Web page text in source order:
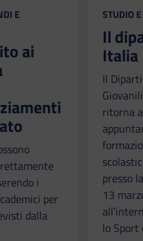
E
ai
i
per
dalla
STUDIO
Il
Italia
Il
ritorna
presso
13
lo Sport